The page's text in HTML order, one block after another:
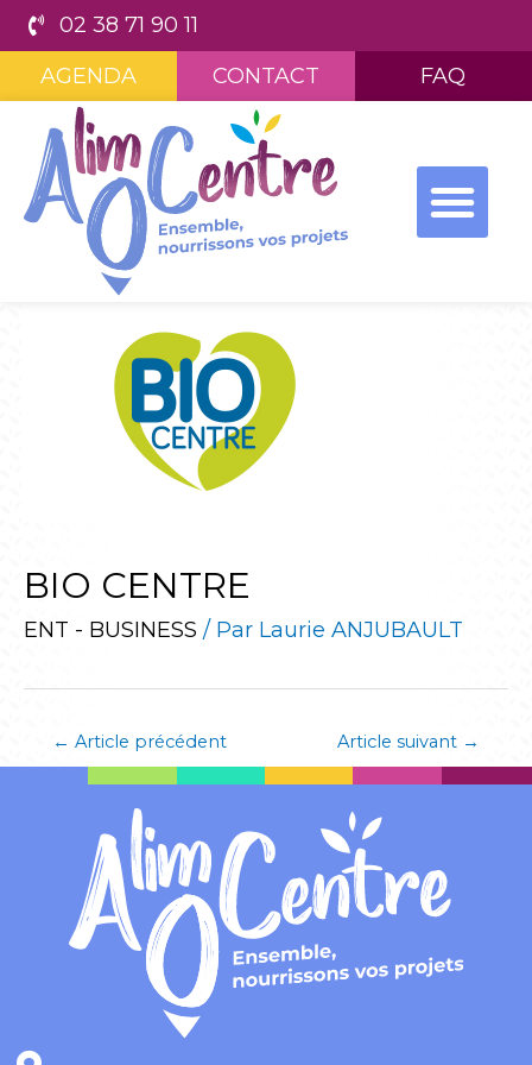
02 38 71 90 11
AGENDA
CONTACT FAQ
BIO CENTRE
ENT - BUSINESS / Par Laurie ANJUBAULT
← Article précédent Article suivant →